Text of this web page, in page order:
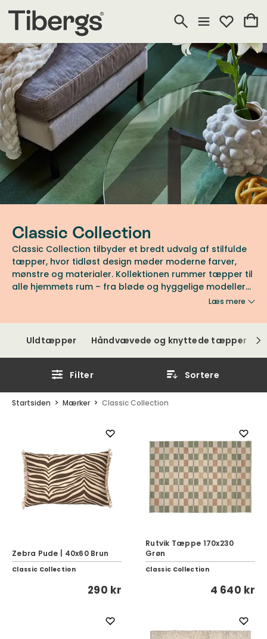
Classic Collection
Classic Collection tilbyder et bredt udvalg af stilfulde
tæpper, hvor tidløst design møder moderne farver,
mønstre og materialer. Kollektionen rummer tæpper til
alle hjemmets rum – fra bløde og hyggelige modeller
til elegante tæpper, der tilfører indretningen karakter.
af tæpper fra Classic Collection
Læs mere
Uldtæpper Håndvævede og knyttede tæpper
Filter Sortere
Startsiden Mærker Classic Collection
Zebra Pude | 40x60 Brun
Classic Collection
290 kr
Rutvik Tæppe 170x230
Grøn
Classic Collection
4 640 kr